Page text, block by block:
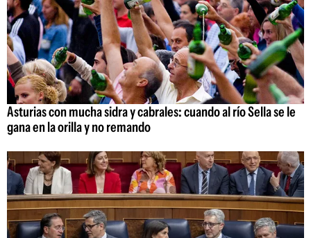
Asturias con mucha sidra y cabrales: cuando al río Sella se le
gana en la orilla y no remando